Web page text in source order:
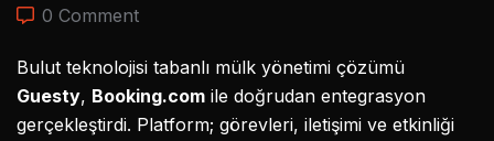
0 Comment
Bulut teknolojisi tabanlı mülk yönetimi çözümü
Guesty, Booking.com ile doğrudan entegrasyon
gerçekleştirdi. Platform; görevleri, iletişimi ve etkinliği